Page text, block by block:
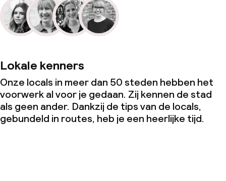
Lokale kenners
Onze locals in meer dan 50 steden hebben het
voorwerk al voor je gedaan. Zij kennen de stad
als geen ander. Dankzij de tips van de locals,
gebundeld in routes, heb je een heerlijke tijd.